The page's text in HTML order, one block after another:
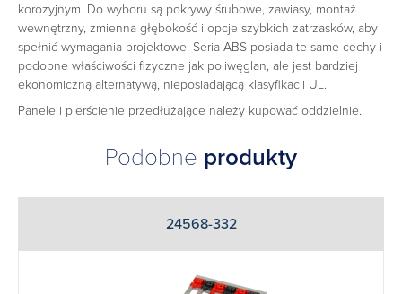
korozyjnym. Do wyboru są pokrywy śrubowe, zawiasy, montaż
wewnętrzny, zmienna głębokość i opcje szybkich zatrzasków, aby
spełnić wymagania projektowe. Seria ABS posiada te same cechy i
podobne właściwości fizyczne jak poliwęglan, ale jest bardziej
ekonomiczną alternatywą, nieposiadającą klasyfikacji UL.
Panele i pierścienie przedłużające należy kupować oddzielnie.
Podobne produkty
24568-332